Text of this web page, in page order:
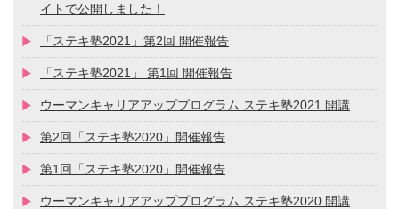
イトで公開しました！
「ステキ塾2021」第2回 開催報告
「ステキ塾2021」 第1回 開催報告
ウーマンキャリアアッププログラム ステキ塾2021 開講
第2回「ステキ塾2020」開催報告
第1回「ステキ塾2020」開催報告
ウーマンキャリアアッププログラム ステキ塾2020 開講